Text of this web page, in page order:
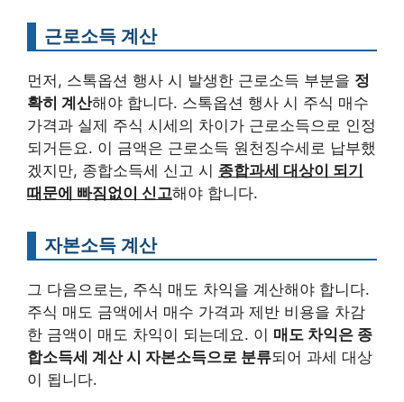
근로소득 계산
먼저, 스톡옵션 행사 시 발생한 근로소득 부분을 정
확히 계산해야 합니다. 스톡옵션 행사 시 주식 매수
가격과 실제 주식 시세의 차이가 근로소득으로 인정
되거든요. 이 금액은 근로소득 원천징수세로 납부했
겠지만, 종합소득세 신고 시 종합과세 대상이 되기
때문에 빠짐없이 신고해야 합니다.
자본소득 계산
그 다음으로는, 주식 매도 차익을 계산해야 합니다.
주식 매도 금액에서 매수 가격과 제반 비용을 차감
한 금액이 매도 차익이 되는데요. 이 매도 차익은 종
합소득세 계산 시 자본소득으로 분류되어 과세 대상
이 됩니다.